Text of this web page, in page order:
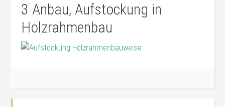
3 Anbau, Aufstockung in
Holzrahmenbau